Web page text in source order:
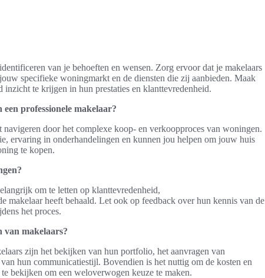
van je behoeften en wensen. Zorg ervoor dat je makelaars
specifieke woningmarkt en de diensten die zij aanbieden. Maak
te krijgen in hun prestaties en klanttevredenheid.
professionele makelaar?
door het complexe koop- en verkoopproces van woningen.
ervaring in onderhandelingen en kunnen jou helpen om jouw huis
te kopen.
om te letten op klanttevredenheid,
makelaar heeft behaald. Let ook op feedback over hun kennis van de
het proces.
van makelaars?
zijn het bekijken van hun portfolio, het aanvragen van
hun communicatiestijl. Bovendien is het nuttig om de kosten en
bekijken om een weloverwogen keuze te maken.